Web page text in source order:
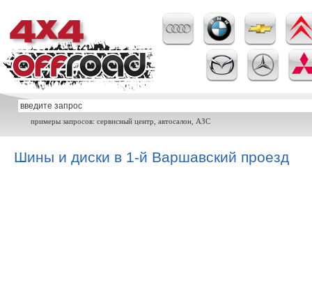
примеры запросов: сервисный центр, автосалон, АЗС
Шины и диски в 1-й Варшавский проезд